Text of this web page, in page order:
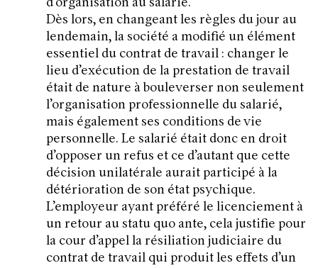
d’organisation au salarié.
Dès lors, en changeant les règles du jour au
lendemain, la société a modifié un élément
essentiel du contrat de travail : changer le
lieu d’exécution de la prestation de travail
était de nature à bouleverser non seulement
l’organisation professionnelle du salarié,
mais également ses conditions de vie
personnelle. Le salarié était donc en droit
d’opposer un refus et ce d’autant que cette
décision unilatérale aurait participé à la
détérioration de son état psychique.
L’employeur ayant préféré le licenciement à
un retour au statu quo ante, cela justifie pour
la cour d’appel la résiliation judiciaire du
contrat de travail qui produit les effets d’un